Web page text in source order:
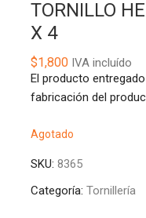
TORNILLO
X 4
$1,800IVA incluído
El producto
fabricación del
Agotado
SKU: 8365
Categoría: Tornillería